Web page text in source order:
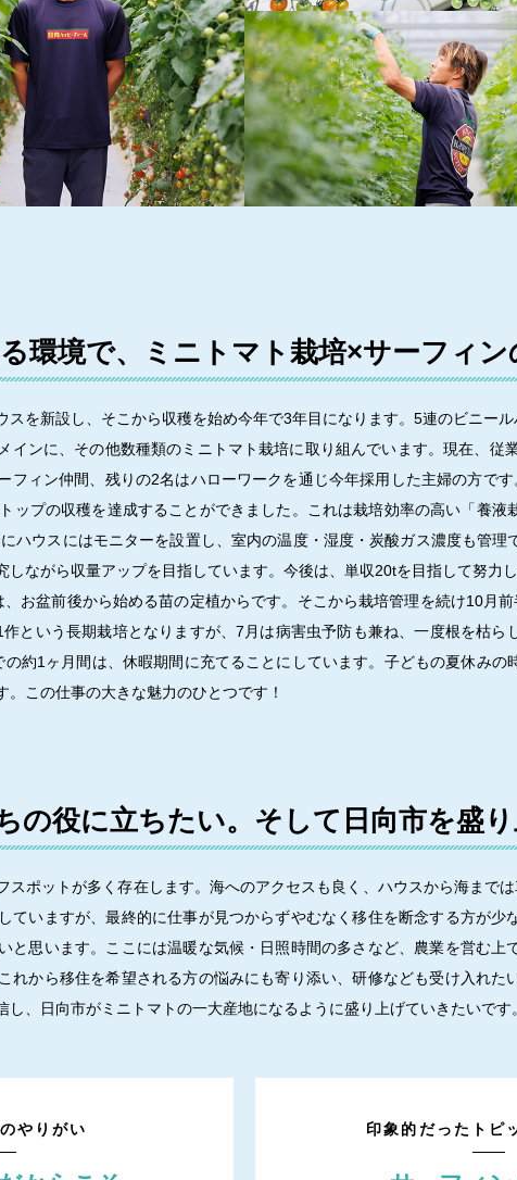
環境で、ミニトマト栽培×サーフィン
スを新設し、そこから収穫を始め今年で3年目になります。5連のビニール
インに、その他数種類のミニトマト栽培に取り組んでいます。現在、従
フィン仲間、残りの2名はハローワークを通じ今年採用した主婦の方で
ップの収穫を達成することができました。これは栽培効率の高い「養液
ハウスにはモニターを設置し、室内の温度・湿度・炭酸ガス濃度も管理
ながら収量アップを目指しています。今後は、単収20tを目指して努力し
お盆前後から始める苗の定植からです。そこから栽培管理を続け10月
という長期栽培となりますが、7月は病害虫予防も兼ね、一度根を枯ら
約1ヶ月間は、休暇期間に充てることにしています。子どもの夏休みの
この仕事の大きな魅力のひとつです！
の役に立ちたい。そして日向市を盛
スポットが多く存在します。海へのアクセスも良く、ハウスから海まで
ていますが、最終的に仕事が見つからずやむなく移住を断念する方が少
と思います。ここには温暖な気候・日照時間の多さなど、農業を営む上
れから移住を希望される方の悩みにも寄り添い、研修なども受け入れた
、日向市がミニトマトの一大産地になるように盛り上げていきたいです。
やりがい 印象的だったトピ